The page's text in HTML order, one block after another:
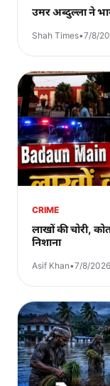
उमर अब्दुल्ला ने
Shah Times•7/8/
CRIME
लाखों की चोरी,
निशाना
Asif Khan•7/8/2026